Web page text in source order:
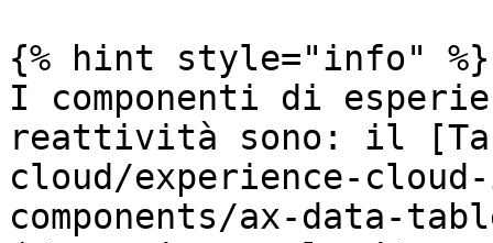
{% hint style="info" %}
I componenti di
reattività sono: il
cloud/experience-
components/ax-data-